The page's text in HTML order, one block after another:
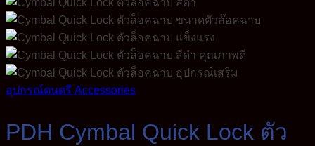
อุปกรณ์ดนตรี Accessories
PDH Cymbal Quick Lock ตัว